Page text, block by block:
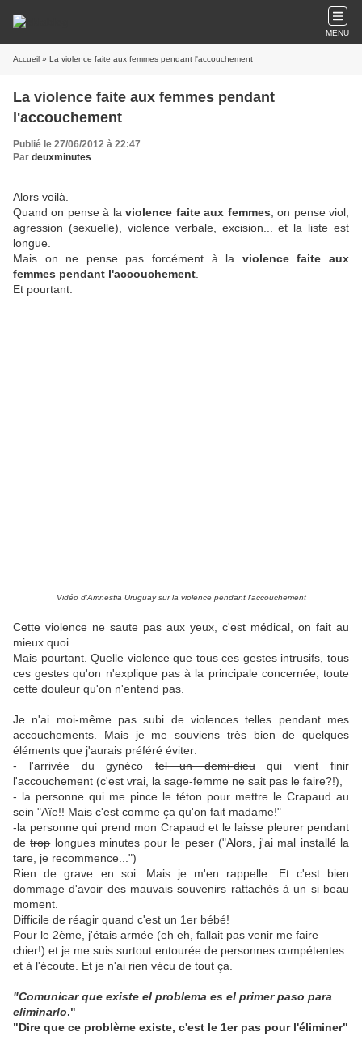
MENU
Accueil » La violence faite aux femmes pendant l'accouchement
La violence faite aux femmes pendant
l'accouchement
Publié le 27/06/2012 à 22:47
Par deuxminutes
Alors voilà.
Quand on pense à laviolence faite aux femmes , on pense viol,
agression (sexuelle), violence verbale, excision... et la liste est
longue.
Mais on ne pense pas forcément à la violence faite aux
femmes pendant l'accouchement
Et pourtant.
Vidéo d'Amnestia Uruguay sur la violence pendant l'accouchement
Cette violence ne saute pas aux yeux, c'est médical, on fait au
mieux quoi.
Mais pourtant. Quelle violence que tous ces gestes intrusifs, tous
ces gestes qu'on n'explique pas à la principale concernée, toute
cette douleur qu'on n'entend pas.
Je n'ai moi-même pas subi de violences telles pendant mes
accouchements. Mais je me souviens très bien de quelques
éléments que j'aurais préféré éviter:
- l'arrivée du gynécotel un demi-dieuqui vient finir
l'accouchement (c'est vrai, la sage-femme ne sait pas le faire?!),
- la personne qui me pince le téton pour mettre le Crapaud au
sein "Aïe!! Mais c'est comme ça qu'on fait madame!"
-la personne qui prend mon Crapaud et le laisse pleurer pendant
detroplongues minutes pour le peser ("Alors, j'ai mal installé la
tare, je recommence...")
Rien de grave en soi. Mais je m'en rappelle. Et c'est bien
dommage d'avoir des mauvais souvenirs rattachés à un si beau
moment.
Difficile de réagir quand c'est un 1er bébé!
Pour le 2ème, j'étais armée (eh eh, fallait pas venir me faire
chier!) et je me suis surtout entourée de personnes compétentes
et à l'écoute. Et je n'ai rien vécu de tout ça.
"Comunicar que existe el problema es el primer paso para
eliminarlo."
"Dire que ce problème existe, c'est le 1er pas pour l'éliminer"